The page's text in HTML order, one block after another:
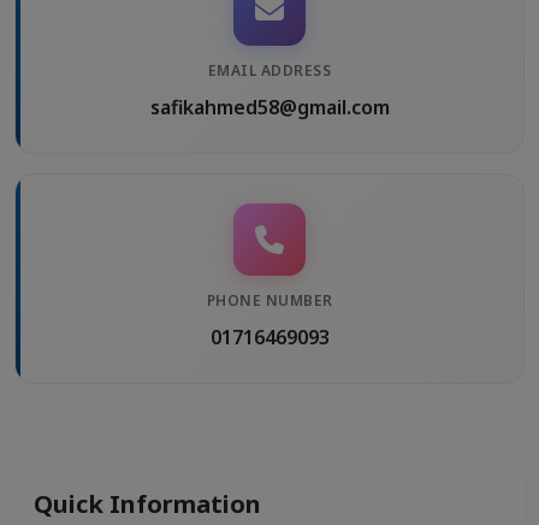
EMAIL ADDRESS
safikahmed58@gmail.com
PHONE NUMBER
01716469093
Quick Information